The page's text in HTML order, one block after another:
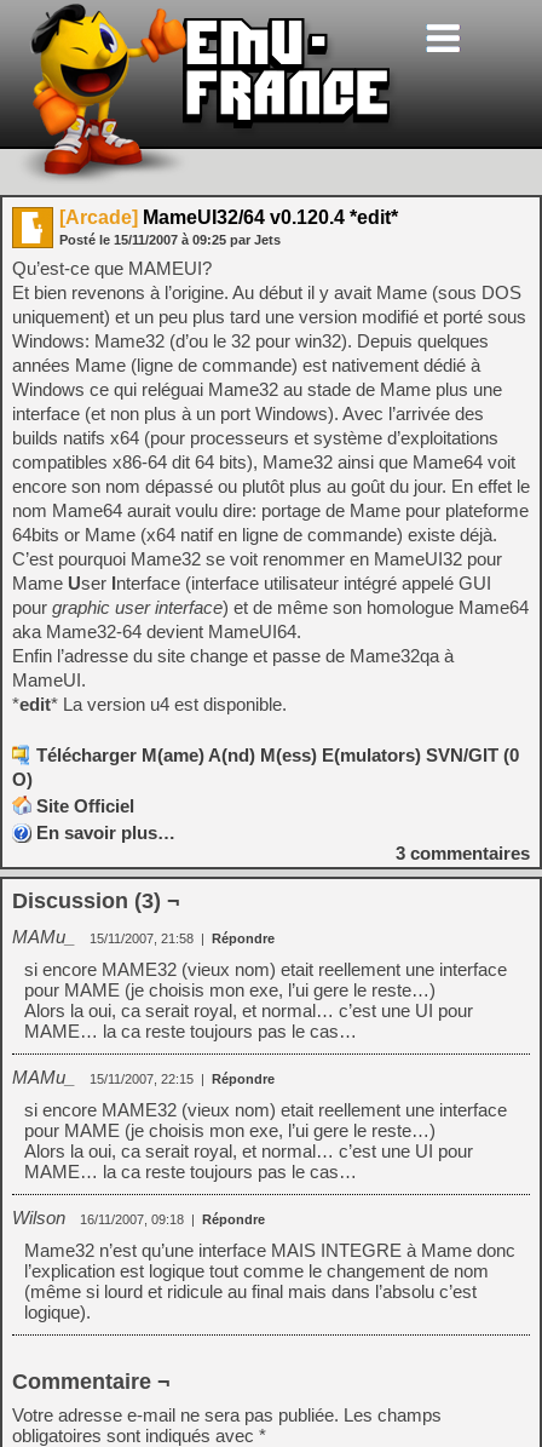
[Arcade] MameUI32/64 v0.120.4 *edit*
Posté le 15/11/2007 à 09:25 par Jets
Qu’est-ce que MAMEUI?
Et bien revenons à l’origine. Au début il y avait Mame (sous DOS
uniquement) et un peu plus tard une version modifié et porté sous
Windows: Mame32 (d’ou le 32 pour win32). Depuis quelques
années Mame (ligne de commande) est nativement dédié à
Windows ce qui reléguai Mame32 au stade de Mame plus une
interface (et non plus à un port Windows). Avec l’arrivée des
builds natifs x64 (pour processeurs et système d’exploitations
compatibles x86-64 dit 64 bits), Mame32 ainsi que Mame64 voit
encore son nom dépassé ou plutôt plus au goût du jour. En effet le
nom Mame64 aurait voulu dire: portage de Mame pour plateforme
64bits or Mame (x64 natif en ligne de commande) existe déjà.
C’est pourquoi Mame32 se voit renommer en MameUI32 pour
Mame User Interface (interface utilisateur intégré appelé GUI
pour graphic user interface) et de même son homologue Mame64
aka Mame32-64 devient MameUI64.
Enfin l’adresse du site change et passe de Mame32qa à
MameUI.
*edit* La version u4 est disponible.
Télécharger M(ame) A(nd) M(ess) E(mulators) SVN/GIT (0
O)
Site Officiel
En savoir plus…
3 commentaires
Discussion (3) ¬
MAMu_ 15/11/2007, 21:58 | Répondre
si encore MAME32 (vieux nom) etait reellement une interface
pour MAME (je choisis mon exe, l’ui gere le reste…)
Alors la oui, ca serait royal, et normal… c’est une UI pour
MAME… la ca reste toujours pas le cas…
MAMu_ 15/11/2007, 22:15 | Répondre
si encore MAME32 (vieux nom) etait reellement une interface
pour MAME (je choisis mon exe, l’ui gere le reste…)
Alors la oui, ca serait royal, et normal… c’est une UI pour
MAME… la ca reste toujours pas le cas…
Wilson 16/11/2007, 09:18 | Répondre
Mame32 n’est qu’une interface MAIS INTEGRE à Mame donc
l’explication est logique tout comme le changement de nom
(même si lourd et ridicule au final mais dans l’absolu c’est
logique).
Commentaire ¬
Votre adresse e-mail ne sera pas publiée. Les champs
obligatoires sont indiqués avec *